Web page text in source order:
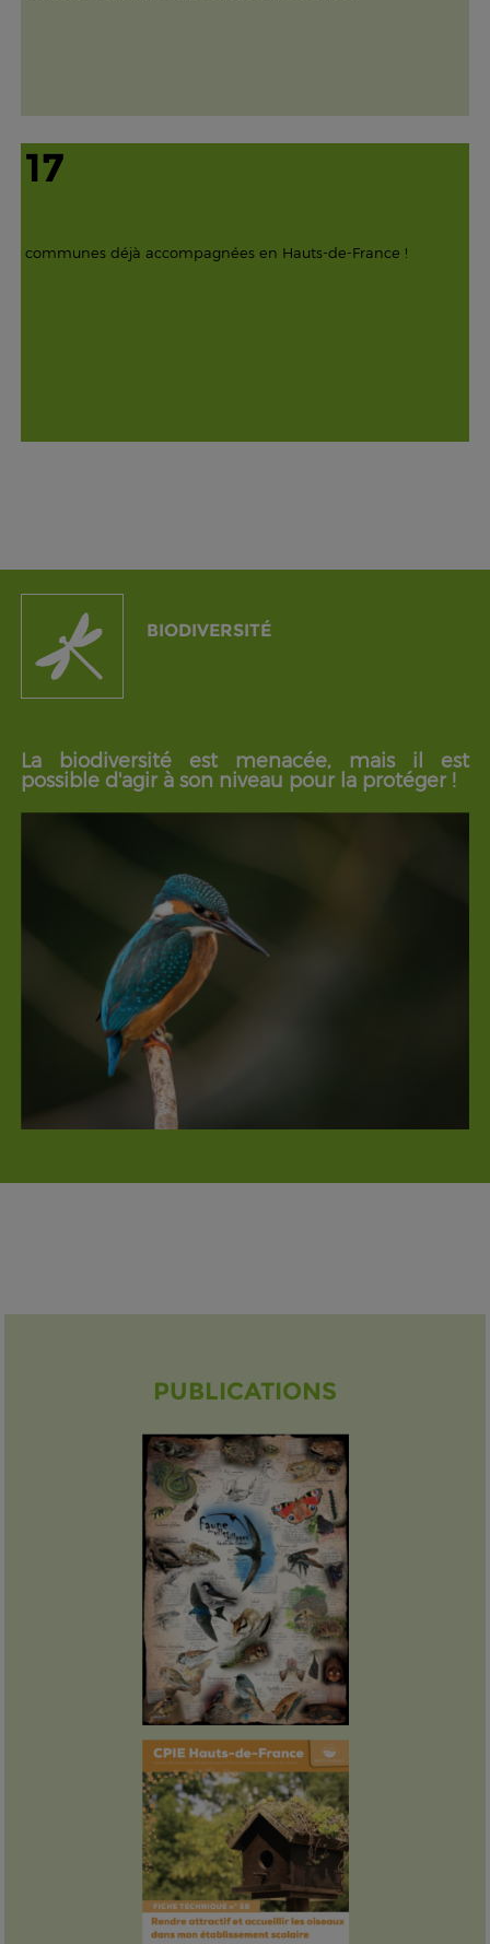
17
communes déjà accompagnées en Hauts-de-France !
BIODIVERSITÉ
La biodiversité est menacée, mais il est
possible d'agir à son niveau pour la protéger !
PUBLICATIONS